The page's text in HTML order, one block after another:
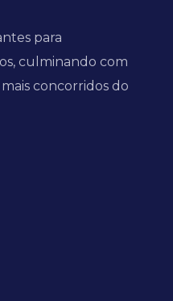
para
culminando com
concorridos do